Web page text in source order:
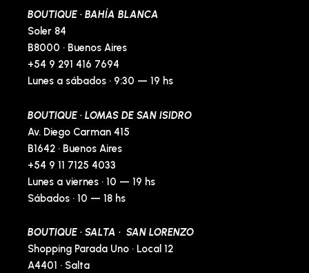
f
BOUTIQUE · BAHÍA BLANCA
Soler 84
B8000 · Buenos Aires
+54 9 291 416 7694
Lunes a sábados · 9:30 — 19 hs
BOUTIQUE · LOMAS DE SAN ISIDRO
Av. Diego Carman 415
B1642 · Buenos Aires
+54 9 11 7125 4033
Lunes a viernes · 10 — 19 hs
Sábados · 10 — 18 hs
BOUTIQUE · SALTA · SAN LORENZO
Shopping Parada Uno · Local 12
A4401 · Salta